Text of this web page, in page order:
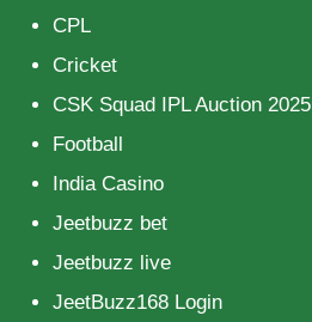
CPL
Cricket
CSK Squad IPL Auction 2025
Football
India Casino
Jeetbuzz bet
Jeetbuzz live
JeetBuzz168 Login